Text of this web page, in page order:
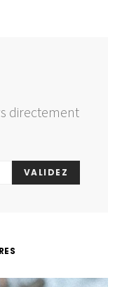
directement
VALIDEZ